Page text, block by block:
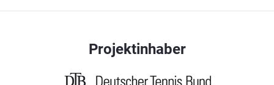
Projektinhaber